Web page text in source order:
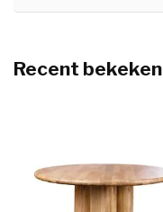
Recent bekeken